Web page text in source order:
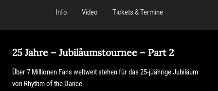
Info Video Tickets & Termine
25 Jahre – Jubiläumstournee – Part 2
Über 7 Millionen Fans weltweit stehen für das 25-jJährige Jubiläum
von Rhythm of the Dance